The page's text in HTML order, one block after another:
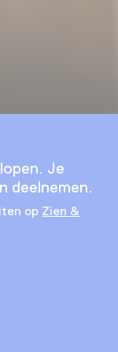
Je
deelnemen.
op Zien &